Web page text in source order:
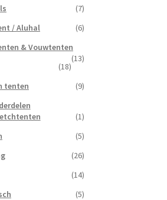
(7)
/ Aluhal
(6)
& Vouwtenten
(13)
(18)
tenten
(9)
(1)
(5)
(26)
(14)
(5)